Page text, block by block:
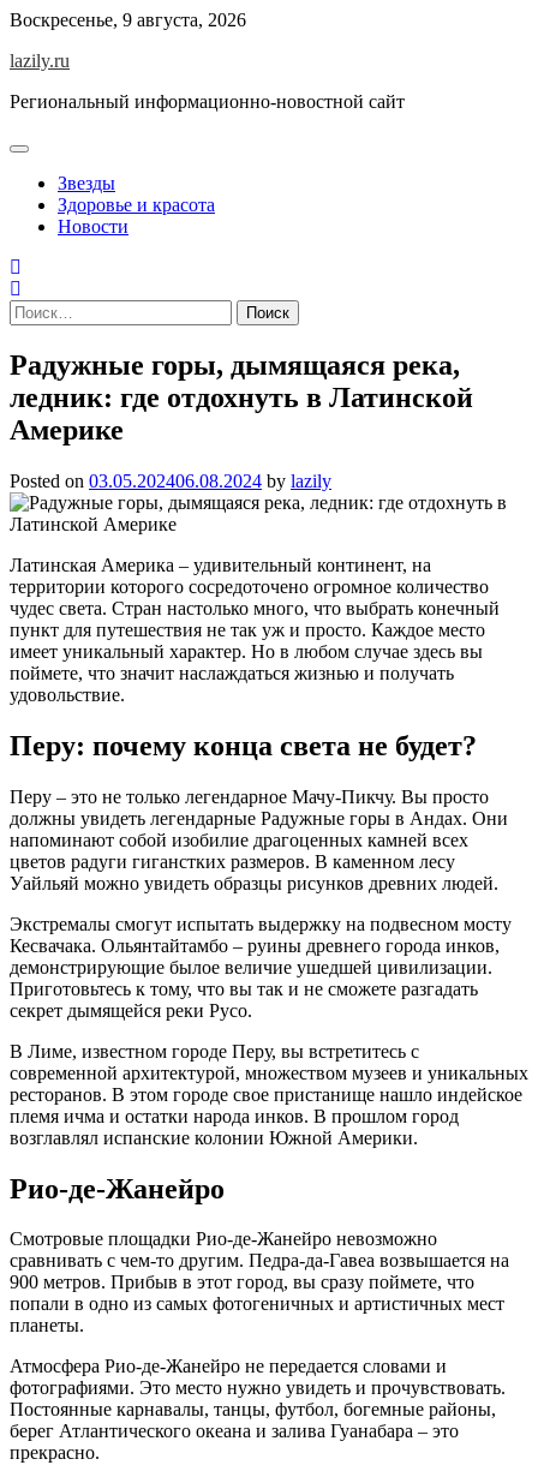
Skip
content
Воскресенье, 9 августа, 2026
lazily.ru
Региональный информационно-новостной сайт
Звезды
Здоровье и красота
Новости
Найти:
Радужные горы, дымящаяся река,
ледник: где отдохнуть в Латинской
Америке
Posted on 03.05.202406.08.2024 by lazily
Латинская Америка – удивительный континент, на
территории которого сосредоточено огромное количество
чудес света. Стран настолько много, что выбрать конечный
пункт для путешествия не так уж и просто. Каждое место
имеет уникальный характер. Но в любом случае здесь вы
поймете, что значит наслаждаться жизнью и получать
удовольствие.
Перу: почему конца света не будет?
Перу – это не только легендарное Мачу-Пикчу. Вы просто
должны увидеть легендарные Радужные горы в Андах. Они
напоминают собой изобилие драгоценных камней всех
цветов радуги гиганстких размеров. В каменном лесу
Уайльяй можно увидеть образцы рисунков древних людей.
Экстремалы смогут испытать выдержку на подвесном мосту
Кесвачака. Ольянтайтамбо – руины древнего города инков,
демонстрирующие былое величие ушедшей цивилизации.
Приготовьтесь к тому, что вы так и не сможете разгадать
секрет дымящейся реки Русо.
В Лиме, известном городе Перу, вы встретитесь с
современной архитектурой, множеством музеев и уникальных
ресторанов. В этом городе свое пристанище нашло индейское
племя ичма и остатки народа инков. В прошлом город
возглавлял испанские колонии Южной Америки.
Рио-де-Жанейро
Смотровые площадки Рио-де-Жанейро невозможно
сравнивать с чем-то другим. Педра-да-Гавеа возвышается на
900 метров. Прибыв в этот город, вы сразу поймете, что
попали в одно из самых фотогеничных и артистичных мест
планеты.
Атмосфера Рио-де-Жанейро не передается словами и
фотографиями. Это место нужно увидеть и прочувствовать.
Постоянные карнавалы, танцы, футбол, богемные районы,
берег Атлантического океана и залива Гуанабара – это
прекрасно.